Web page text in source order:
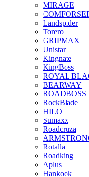
MIRAGE
Landspider
Torero
GRIPMAX
Unistar
Kingnate
KingBoss
ROYAL
BEARWAY
ROADBOSS
RockBlade
HILO
Sumaxx
Roadcruza
Rotalla
Roadking
Aplus
Hankook